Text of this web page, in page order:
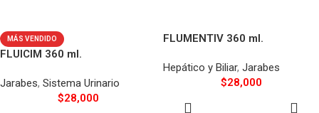
MÁS VENDIDO
FLUICIM 360 ml.
Jarabes, Sistema Urinario
$28,000
FLUMENTIV 360 ml.
Hepático y Biliar, Jarabes
$28,000